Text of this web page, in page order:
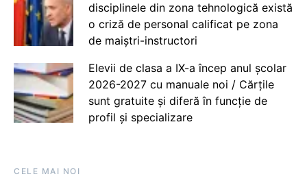
disciplinele din zona tehnologică există
o criză de personal calificat pe zona
de maiștri-instructori
Elevii de clasa a IX-a încep anul școlar
2026-2027 cu manuale noi / Cărțile
sunt gratuite și diferă în funcție de
profil și specializare
CELE MAI NOI